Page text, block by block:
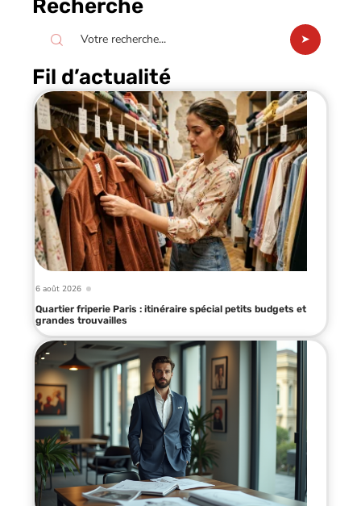
Recherche
Fil d’actualité
6 août 2026
Quartier friperie Paris : itinéraire spécial petits budgets et
grandes trouvailles